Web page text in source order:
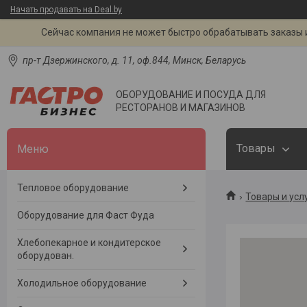
Начать продавать на Deal.by
Сейчас компания не может быстро обрабатывать
пр-т Дзержинского, д. 11, оф.844, Минск, Беларусь
ОБОРУДОВАНИЕ И ПОСУДА ДЛЯ
РЕСТОРАНОВ И МАГАЗИНОВ
Товары
Товары и
Тепловое оборудование
Оборудование для Фаст Фуда
Хлебопекарное и кондитерское
оборудован.
Холодильное оборудование